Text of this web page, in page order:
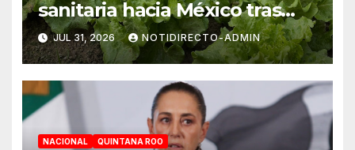
sanitaria hacia México tras
aumento de cuadros de
diarrea explosiva en turistas
JUL 31, 2026 NOTIDIRECTO-ADMIN
NACIONAL QUINTANA ROO